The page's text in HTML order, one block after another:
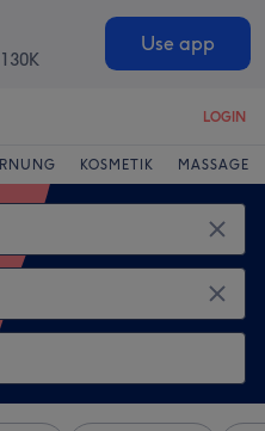
130K
Use app
LOGIN
KOSMETIK MASSAGE